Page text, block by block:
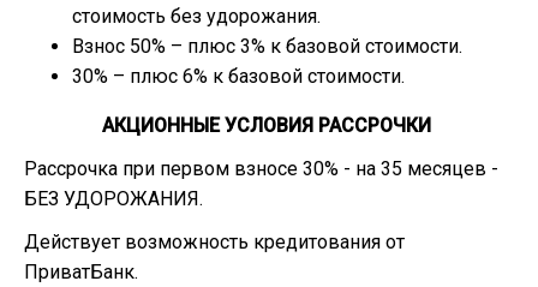
стоимость без удорожания.
Взнос 50% – плюс 3% к базовой стоимости.
30% – плюс 6% к базовой стоимости.
АКЦИОННЫЕ УСЛОВИЯ РАССРОЧКИ
Рассрочка при первом взносе 30% - на 35 месяцев -
БЕЗ УДОРОЖАНИЯ.
Действует возможность кредитования от
ПриватБанк.